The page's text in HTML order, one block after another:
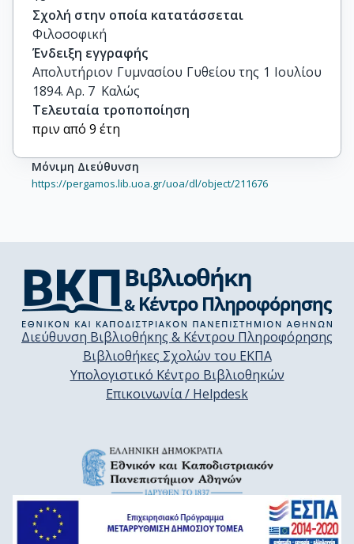
Σχολή στην οποία κατατάσσεται
Φιλοσοφική
Ένδειξη εγγραφής
Απολυτήριον Γυμνασίου Γυθείου της 1 Ιουλίου
1894. Αρ. 7  Καλώς
Τελευταία τροποποίηση
πριν από 9 έτη
Μόνιμη Διεύθυνση
https://pergamos.lib.uoa.gr/uoa/dl/object/211676
Διεύθυνση Βιβλιοθήκης & Κέντρου Πληροφόρησης
Βιβλιοθήκες Σχολών του ΕΚΠΑ
Υπολογιστικό Κέντρο Βιβλιοθηκών
Επικοινωνία / Helpdesk